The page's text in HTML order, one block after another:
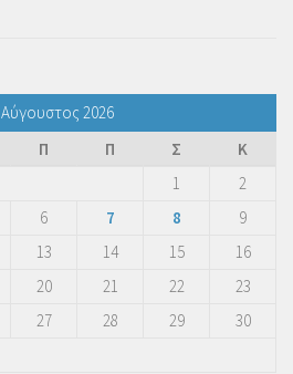
Αύγουστος 2026
Π Π Σ
Κ
1
2
6 7 8
9
13 14 15
16
20 21 22
23
27 28 29
30